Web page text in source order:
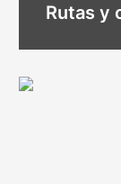
Rutas y